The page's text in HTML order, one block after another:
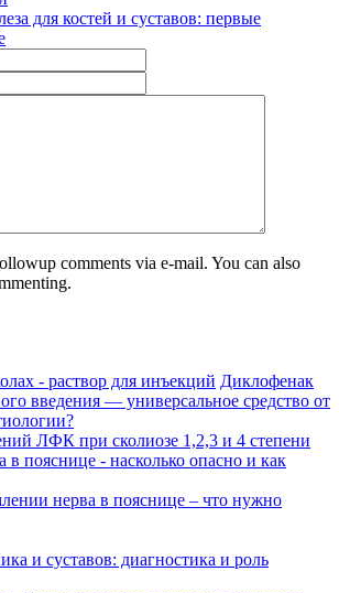
для костей и суставов: первые
comments via e-mail. You can also
Диклофенак
введения — универсальное средство от
ЛФК при сколиозе 1,2,3 и 4 степени
нерва в пояснице – что нужно
и суставов: диагностика и роль